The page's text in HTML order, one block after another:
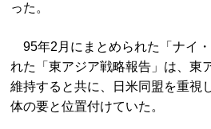
った。
95年2月にまとめられた「ナイ
れた「東アジア戦略報告」は、東
維持すると共に、日米同盟を重視
体の要と位置付けていた。